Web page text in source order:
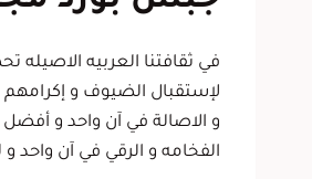
في ثقافتنا العربيه
لإستقبال الضيوف و
و الاصالة في آن واحد و
الفخامه و الرقي في آن